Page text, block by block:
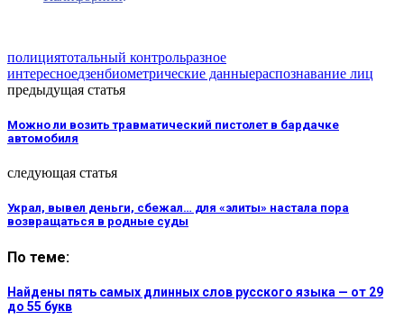
полициятотальный контрольразное
интересноедзенбиометрические данныераспознавание лиц
предыдущая статья
Можно ли возить травматический пистолет в бардачке
автомобиля
следующая статья
Украл, вывел деньги, сбежал… для «элиты» настала пора
возвращаться в родные суды
По теме:
Найдены пять самых длинных слов русского языка — от 29
до 55 букв